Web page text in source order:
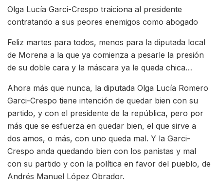
Olga Lucía Garci-Crespo traiciona al presidente
contratando a sus peores enemigos como abogado
Feliz martes para todos, menos para la diputada local
de Morena a la que ya comienza a pesarle la presión
de su doble cara y la máscara ya le queda chica…
Ahora más que nunca, la diputada Olga Lucía Romero
Garci-Crespo tiene intención de quedar bien con su
partido, y con el presidente de la república, pero por
más que se esfuerza en quedar bien, el que sirve a
dos amos, o más, con uno queda mal. Y la Garci-
Crespo anda quedando bien con los panistas y mal
con su partido y con la política en favor del pueblo, de
Andrés Manuel López Obrador.